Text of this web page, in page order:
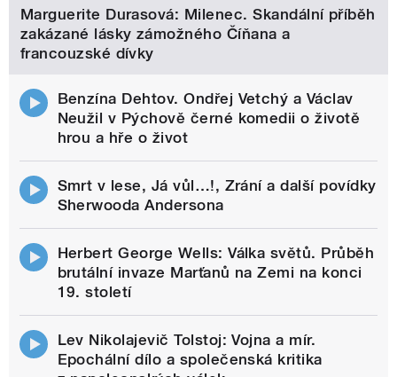
Marguerite Durasová: Milenec. Skandální příběh
zakázané lásky zámožného Číňana a
francouzské dívky
Benzína Dehtov. Ondřej Vetchý a Václav
Neužil v Pýchově černé komedii o životě
hrou a hře o život
Smrt v lese, Já vůl…!, Zrání a další povídky
Sherwooda Andersona
Herbert George Wells: Válka světů. Průběh
brutální invaze Marťanů na Zemi na konci
19. století
Lev Nikolajevič Tolstoj: Vojna a mír.
Epochální dílo a společenská kritika